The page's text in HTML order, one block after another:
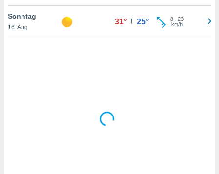
Sonntag
16. Aug
31° / 25° 8- 23
km/h